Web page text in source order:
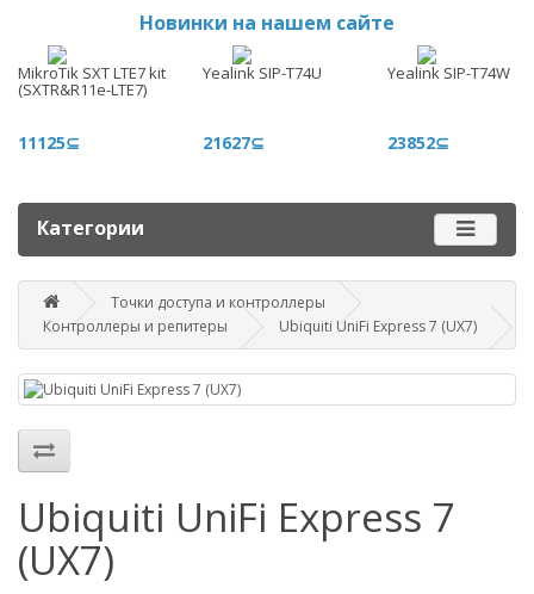
Наш адрес
г. Бишкек, ул. Матросова, 47
Посмотреть адрес в 2GIS
+996 770 710 040
+996 755 710 050
Данил
+996 775 710 060
Новинки на нашем сайте
MikroTik SXT LTE7 kit
(SXTR&R11e-LTE7)
11125⊆
Yealink SIP-T74U
21627⊆
Yealink SIP-T74W
23852⊆
Категории
Точки доступа и контроллеры
Контроллеры и репитеры
Ubiquiti UniFi Express 7 (UX7)
Ubiquiti UniFi Express 7
(UX7)